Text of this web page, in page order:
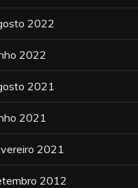
2022
2022
2021
2021
2021
2012